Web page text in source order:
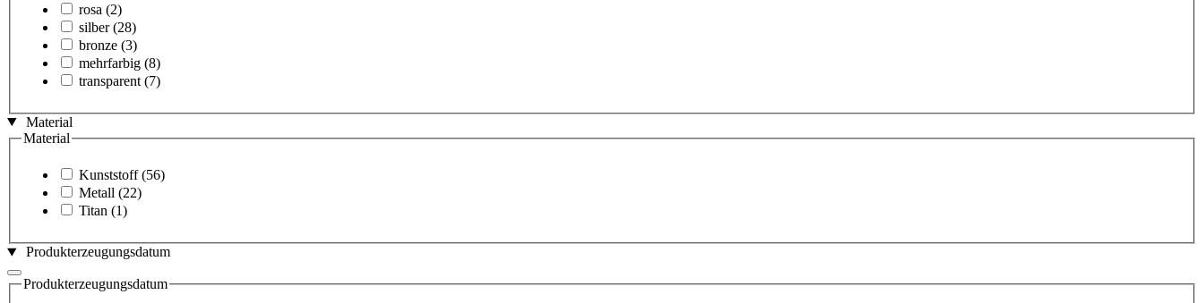
rosa (2)
silber (28)
bronze (3)
mehrfarbig (8)
transparent (7)
Material
Material
Kunststoff (56)
Metall (22)
Titan (1)
Produkterzeugungsdatum
Produkterzeugungsdatum